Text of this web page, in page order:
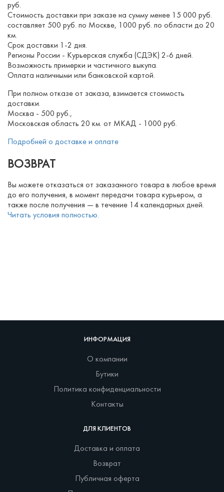
руб.
Стоимость доставки при заказе на сумму менее 15 000 руб.
составляет 500 руб. по Москве, 1000 руб. по области до 20
км.
Срок доставки 1-2 дня.
Регионы России - Курьерская служба (СДЭК) 2-6 дней.
Возможность примерки и частичного выкупа.
Оплата наличными или банковской картой.
При полном отказе от заказа, взимается стоимость
доставки.
Москва - 500 руб.,
Московская область 20 км. от МКАД - 1000 руб.
Подробней о доставке и оплате
ВОЗВРАТ
Вы можете отказаться от заказанного товара в любое время
до его получения, в момент передачи товара курьером, а
также после получения — в течение 14 календарных дней.
Читать условия полностью.
ИНФОРМАЦИЯ
О компании
Бутики
Политика конфиденциальности
Контакты
ДЛЯ КЛИЕНТОВ
Доставка и оплата
Возврат
Публичная оферта